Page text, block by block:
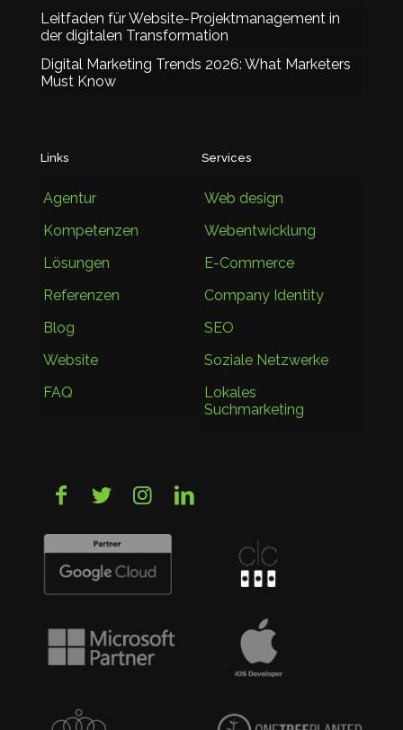
Leitfaden für Website-Projektmanagement in
der digitalen Transformation
Digital Marketing Trends 2026: What Marketers
Must Know
Links
Agentur
Kompetenzen
Lösungen
Referenzen
Blog
Website
FAQ
Services
Web design
Webentwicklung
E-Commerce
Company Identity
SEO
Soziale Netzwerke
Lokales
Suchmarketing